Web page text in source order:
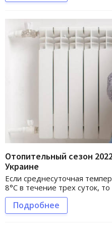
Отопительный сезон
Украине
Если среднесуточная
8°С в течение трех суток,
Подробнее